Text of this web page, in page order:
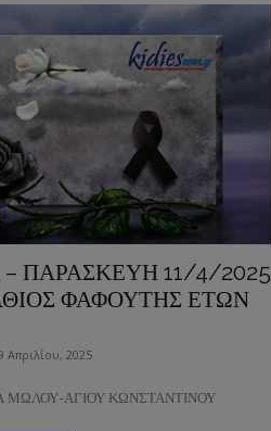
ΠΑΡΑΣΚΕΥΗ 11/4/2025
ΦΑΦΟΥΤΗΣ ΕΤΩΝ
Απριλίου, 2025
ΜΩΛΟΥ-ΑΓΙΟΥ ΚΩΝΣΤΑΝΤΙΝΟΥ